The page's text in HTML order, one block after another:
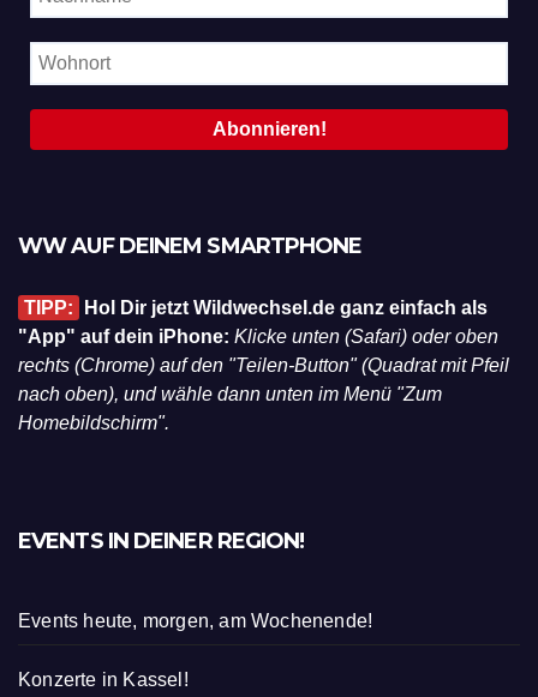
WW AUF DEINEM SMARTPHONE
TIPP:
Hol Dir jetzt Wildwechsel.de ganz einfach als
"App" auf dein iPhone: Klicke unten (Safari) oder oben
rechts (Chrome) auf den "Teilen-Button" (Quadrat mit Pfeil
nach oben), und wähle dann unten im Menü "Zum
Homebildschirm".
EVENTS IN DEINER REGION!
Events heute, morgen, am Wochenende!
Konzerte in Kassel!